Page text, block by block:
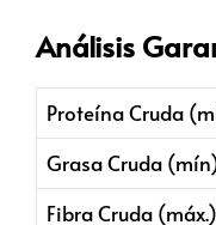
Análisis
Proteína Cruda
Grasa Cruda
Fibra Cruda